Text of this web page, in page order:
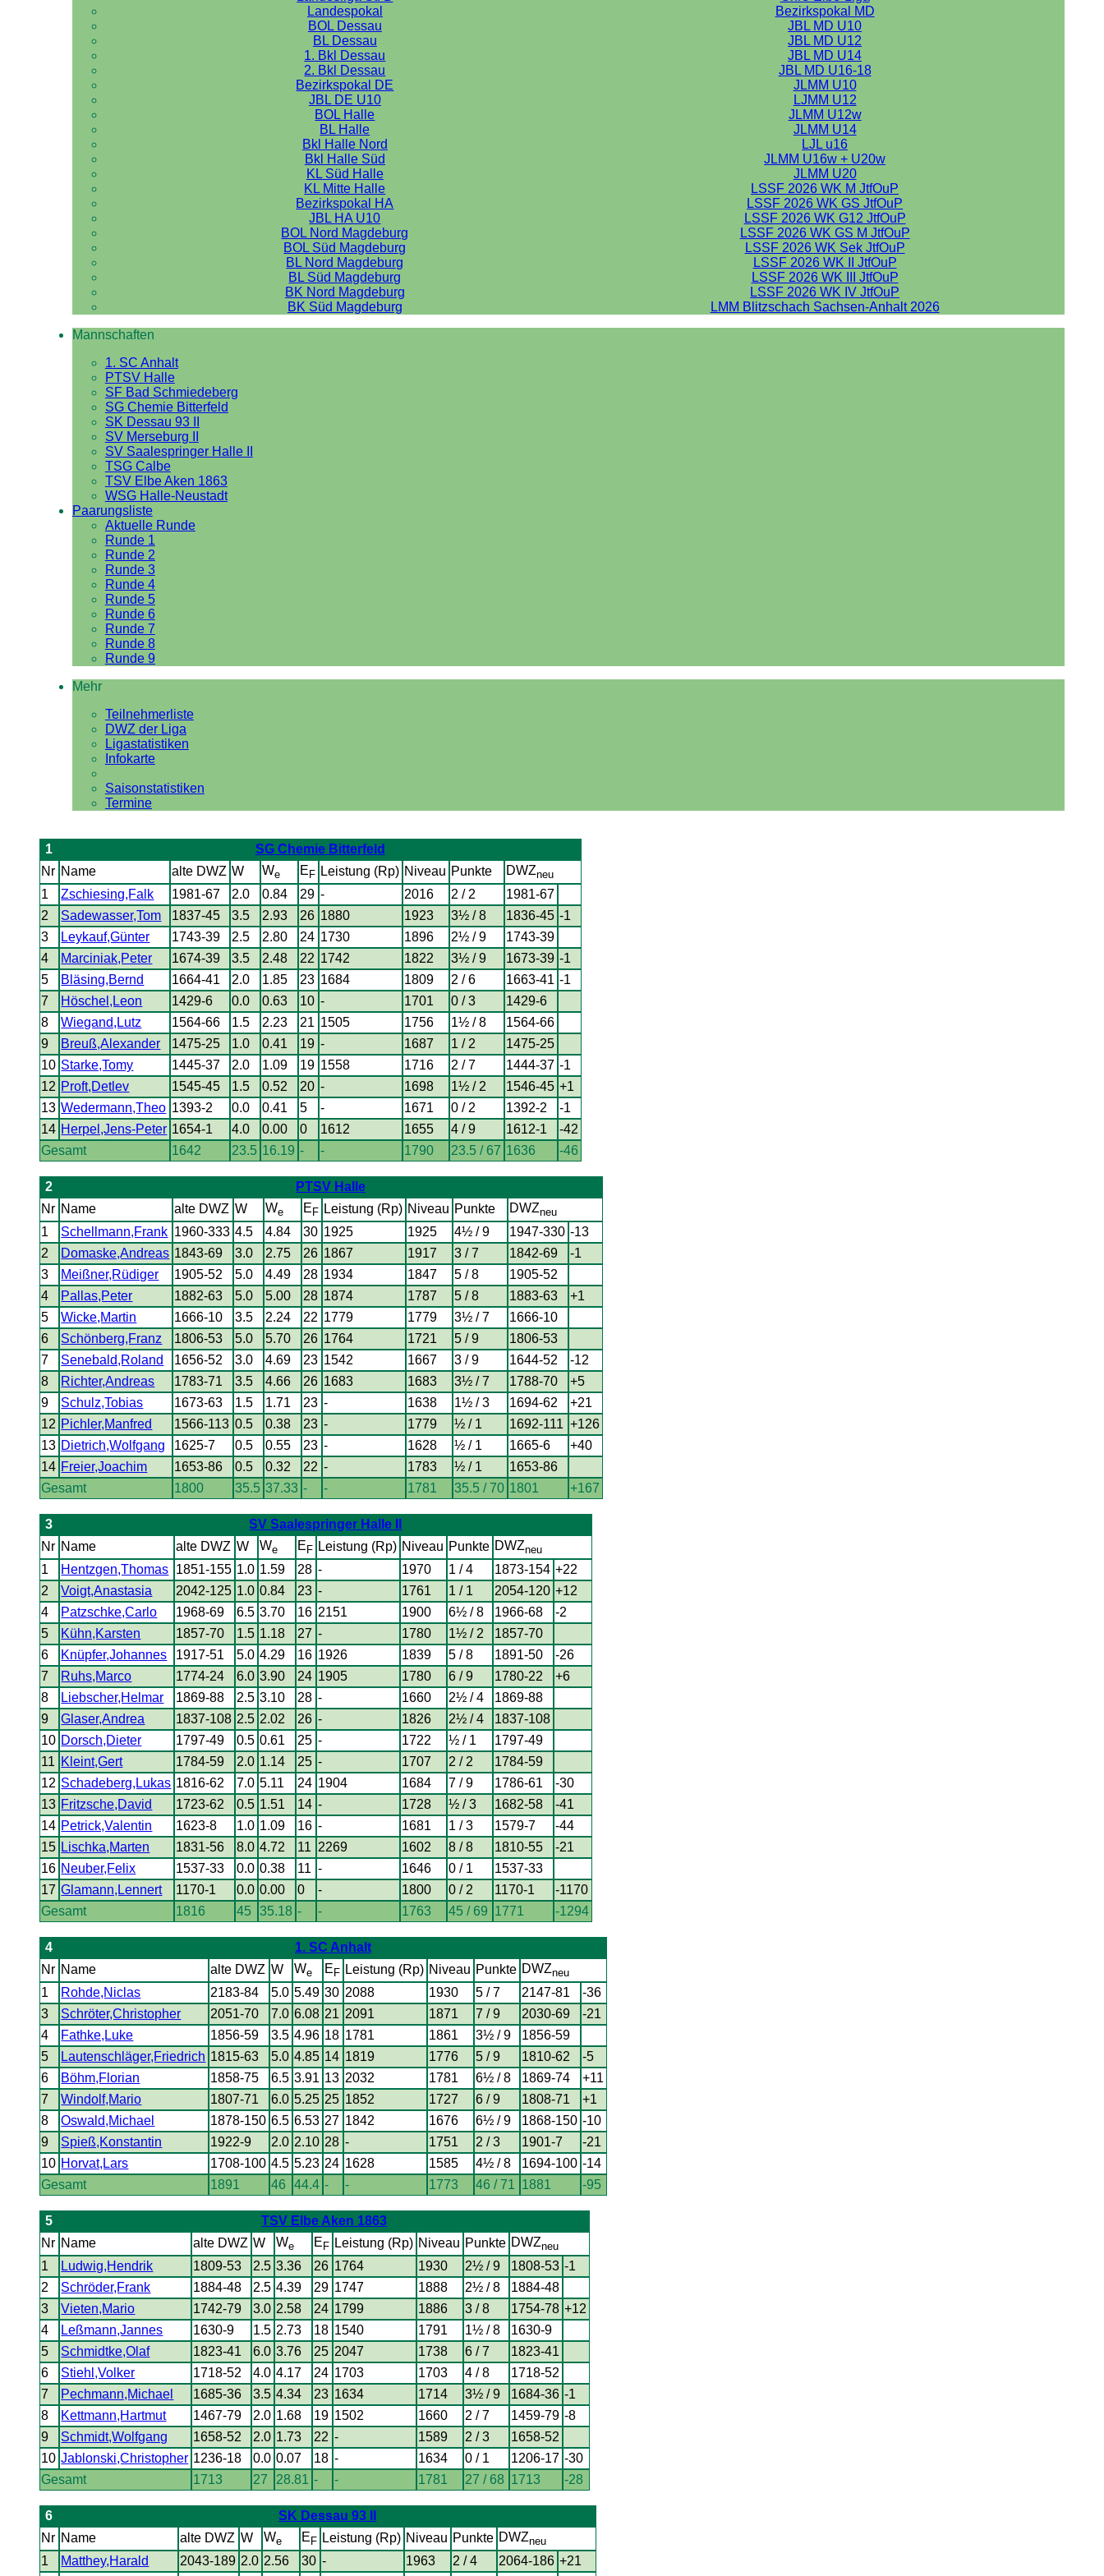
Landespokal
Bezirkspokal MD
BOL Dessau
JBL MD U10
BL Dessau
JBL MD U12
1. Bkl Dessau
JBL MD U14
2. Bkl Dessau
JBL MD U16-18
Bezirkspokal DE
JLMM U10
JBL DE U10
LJMM U12
BOL Halle
JLMM U12w
BL Halle
JLMM U14
Bkl Halle Nord
LJL u16
Bkl Halle Süd
JLMM U16w + U20w
KL Süd Halle
JLMM U20
KL Mitte Halle
LSSF 2026 WK M JtfOuP
Bezirkspokal HA
LSSF 2026 WK GS JtfOuP
JBL HA U10
LSSF 2026 WK G12 JtfOuP
BOL Nord Magdeburg
LSSF 2026 WK GS M JtfOuP
BOL Süd Magdeburg
LSSF 2026 WK Sek JtfOuP
BL Nord Magdeburg
LSSF 2026 WK II JtfOuP
BL Süd Magdeburg
LSSF 2026 WK III JtfOuP
BK Nord Magdeburg
LSSF 2026 WK IV JtfOuP
BK Süd Magdeburg
LMM Blitzschach Sachsen-Anhalt 2026
Mannschaften
1. SC Anhalt
PTSV Halle
SF Bad Schmiedeberg
SG Chemie Bitterfeld
SK Dessau 93 II
SV Merseburg II
SV Saalespringer Halle II
TSG Calbe
TSV Elbe Aken 1863
WSG Halle-Neustadt
Paarungsliste
Aktuelle Runde
Runde 1
Runde 2
Runde 3
Runde 4
Runde 5
Runde 6
Runde 7
Runde 8
Runde 9
Mehr
Teilnehmerliste
DWZ der Liga
Ligastatistiken
Infokarte
Saisonstatistiken
Termine
1
SG Chemie Bitterfeld
Nr Name alte DWZ W We E F Leistung (Rp) Niveau Punkte DWZneu
1 Zschiesing,Falk 1981-67 2.0 0.84 29 - 2016 2 / 2
1981-67
2
Sadewasser,Tom 1837-45 3.5 2.93 26 1880 1923 3½ / 8 1836-45 -1
3
Leykauf,Günter 1743-39 2.5 2.80 24 1730 1896 2½ / 9
1743-39
4
Marciniak,Peter 1674-39 3.5 2.48 22 1742 1822 3½ / 9 1673-39 -1
5
Bläsing,Bernd 1664-41 2.0 1.85 23 1684 1809 2 / 6 1663-41 -1
7
Höschel,Leon 1429-6 0.0 0.63 10 - 1701 0 / 3
1429-6
8
Wiegand,Lutz 1564-66 1.5 2.23 21 1505 1756 1½ / 8
1564-66
9
Breuß,Alexander 1475-25 1.0 0.41 19 - 1687 1 / 2
1475-25
10 Starke,Tomy 1445-37 2.0 1.09 19 1558 1716 2 / 7 1444-37 -1
12 Proft,Detlev 1545-45 1.5 0.52 20 - 1698 1½ / 2 1546-45 +1
13 Wedermann,Theo 1393-2 0.0 0.41 5 - 1671 0 / 2 1392-2
-1
14 Herpel,Jens-Peter 1654-1 4.0 0.00 0 1612 1655 4 / 9 1612-1
-42
Gesamt
1642 23.5 16.19 - - 1790 23.5 / 67 1636 -46
2
PTSV Halle
Nr Name alte DWZ W We E F Leistung (Rp) Niveau Punkte DWZneu
1 Schellmann,Frank 1960-333 4.5 4.84 30 1925 1925 4½ / 9 1947-330 -13
2
Domaske,Andreas 1843-69 3.0 2.75 26 1867 1917 3 / 7 1842-69
-1
3
Meißner,Rüdiger 1905-52 5.0 4.49 28 1934 1847 5 / 8
1905-52
4
Pallas,Peter 1882-63 5.0 5.00 28 1874 1787 5 / 8 1883-63
+1
5
Wicke,Martin 1666-10 3.5 2.24 22 1779 1779 3½ / 7
1666-10
6
Schönberg,Franz 1806-53 5.0 5.70 26 1764 1721 5 / 9
1806-53
7
Senebald,Roland 1656-52 3.0 4.69 23 1542 1667 3 / 9 1644-52
-12
8
Richter,Andreas 1783-71 3.5 4.66 26 1683 1683 3½ / 7 1788-70
+5
9
Schulz,Tobias 1673-63 1.5 1.71 23 - 1638 1½ / 3 1694-62
+21
12 Pichler,Manfred 1566-113 0.5 0.38 23 - 1779 ½ / 1 1692-111 +126
13 Dietrich,Wolfgang 1625-7 0.5 0.55 23 - 1628 ½ / 1 1665-6
+40
14 Freier,Joachim 1653-86 0.5 0.32 22 - 1783 ½ / 1
1653-86
Gesamt
1800 35.5 37.33 - - 1781 35.5 / 70 1801 +167
3
SV Saalespringer Halle II
Nr Name alte DWZ W We E F Leistung (Rp) Niveau Punkte DWZneu
1 Hentzgen,Thomas 1851-155 1.0 1.59 28 - 1970 1 / 4 1873-154 +22
2
Voigt,Anastasia 2042-125 1.0 0.84 23 - 1761 1 / 1 2054-120 +12
4
Patzschke,Carlo 1968-69 6.5 3.70 16 2151 1900 6½ / 8 1966-68
-2
5
Kühn,Karsten 1857-70 1.5 1.18 27 - 1780 1½ / 2
1857-70
6
Knüpfer,Johannes 1917-51 5.0 4.29 16 1926 1839 5 / 8 1891-50
-26
7
Ruhs,Marco 1774-24 6.0 3.90 24 1905 1780 6 / 9 1780-22
+6
8
Liebscher,Helmar 1869-88 2.5 3.10 28 - 1660 2½ / 4
1869-88
9
Glaser,Andrea 1837-108 2.5 2.02 26 - 1826 2½ / 4
1837-108
10 Dorsch,Dieter 1797-49 0.5 0.61 25 - 1722 ½ / 1
1797-49
11 Kleint,Gert 1784-59 2.0 1.14 25 - 1707 2 / 2
1784-59
12 Schadeberg,Lukas 1816-62 7.0 5.11 24 1904 1684 7 / 9 1786-61
-30
13 Fritzsche,David 1723-62 0.5 1.51 14 - 1728 ½ / 3 1682-58
-41
14 Petrick,Valentin 1623-8 1.0 1.09 16 - 1681 1 / 3 1579-7
-44
15 Lischka,Marten 1831-56 8.0 4.72 11 2269 1602 8 / 8 1810-55
-21
16 Neuber,Felix 1537-33 0.0 0.38 11 - 1646 0 / 1
1537-33
17 Glamann,Lennert 1170-1 0.0 0.00 0 - 1800 0 / 2 1170-1
-1170
Gesamt
1816 45 35.18 - - 1763 45 / 69 1771 -1294
4
1. SC Anhalt
Nr Name alte DWZ W We E F Leistung (Rp) Niveau Punkte DWZneu
1 Rohde,Niclas 2183-84 5.0 5.49 30 2088 1930 5 / 7 2147-81
-36
3
Schröter,Christopher 2051-70 7.0 6.08 21 2091 1871 7 / 9 2030-69
-21
4
Fathke,Luke 1856-59 3.5 4.96 18 1781 1861 3½ / 9
1856-59
5
Lautenschläger,Friedrich 1815-63 5.0 4.85 14 1819 1776 5 / 9 1810-62
-5
6
Böhm,Florian 1858-75 6.5 3.91 13 2032 1781 6½ / 8 1869-74
+11
7
Windolf,Mario 1807-71 6.0 5.25 25 1852 1727 6 / 9 1808-71
+1
8
Oswald,Michael 1878-150 6.5 6.53 27 1842 1676 6½ / 9 1868-150 -10
9
Spieß,Konstantin 1922-9 2.0 2.10 28 - 1751 2 / 3 1901-7
-21
10 Horvat,Lars 1708-100 4.5 5.23 24 1628 1585 4½ / 8 1694-100 -14
Gesamt
1891 46 44.4 - - 1773 46 / 71 1881 -95
5
TSV Elbe Aken 1863
Nr Name alte DWZ W We E F Leistung (Rp) Niveau Punkte DWZneu
1 Ludwig,Hendrik 1809-53 2.5 3.36 26 1764 1930 2½ / 9 1808-53 -1
2
Schröder,Frank 1884-48 2.5 4.39 29 1747 1888 2½ / 8
1884-48
3
Vieten,Mario 1742-79 3.0 2.58 24 1799 1886 3 / 8 1754-78 +12
4
Leßmann,Jannes 1630-9 1.5 2.73 18 1540 1791 1½ / 8
1630-9
5
Schmidtke,Olaf 1823-41 6.0 3.76 25 2047 1738 6 / 7
1823-41
6
Stiehl,Volker 1718-52 4.0 4.17 24 1703 1703 4 / 8
1718-52
7
Pechmann,Michael 1685-36 3.5 4.34 23 1634 1714 3½ / 9 1684-36 -1
8
Kettmann,Hartmut 1467-79 2.0 1.68 19 1502 1660 2 / 7 1459-79 -8
9
Schmidt,Wolfgang 1658-52 2.0 1.73 22 - 1589 2 / 3
1658-52
10 Jablonski,Christopher 1236-18 0.0 0.07 18 - 1634 0 / 1 1206-17 -30
Gesamt
1713 27 28.81 - - 1781 27 / 68 1713 -28
6
SK Dessau 93 II
Nr Name alte DWZ W We E F Leistung (Rp) Niveau Punkte DWZneu
1 Matthey,Harald 2043-189 2.0 2.56 30 - 1963 2 / 4 2064-186 +21